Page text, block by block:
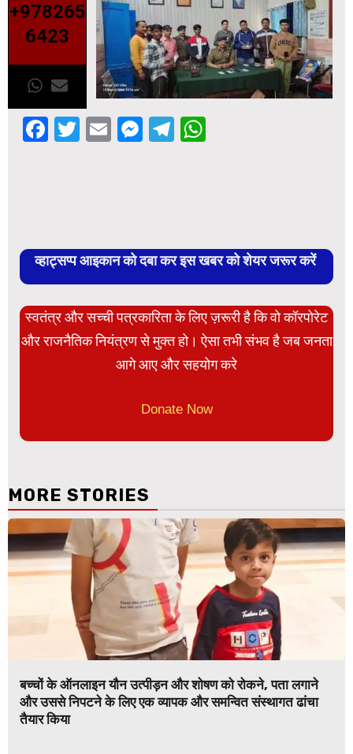
+978265
6423
Facebook
Twitter
EmailMessenger
Telegram
व्हाट्सप्प आइकान को दबा कर इस खबर को शेयर जरूर करें
स्वतंत्र और सच्ची पत्रकारिता के लिए ज़रूरी है कि वो कॉरपोरेट
और राजनैतिक नियंत्रण से मुक्त हो। ऐसा तभी संभव है जब जनता
आगे आए और सहयोग करे
Donate Now
MORE STORIES
बच्चों के ऑनलाइन यौन उत्पीड़न और शोषण को रोकने, पता लगाने
और उससे निपटने के लिए एक व्यापक और समन्वित संस्थागत ढांचा
तैयार किया